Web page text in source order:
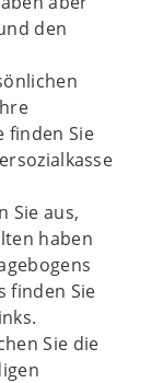
den
finden Sie
Sie aus,
haben
finden Sie
Sie die